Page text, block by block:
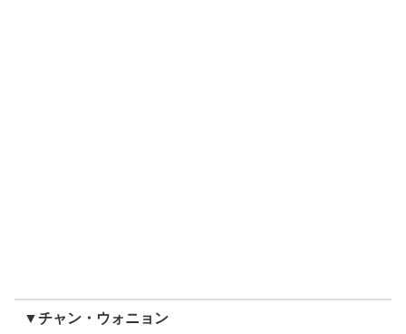
▼チャン・ウォニョン